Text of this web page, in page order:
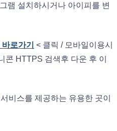
램 설치하시거나 아이피를 변
로가기 < 클릭 / 모바일이용시
콘 HTTPS 검색후 다운 후 이
비스를 제공하는 유용한 곳이